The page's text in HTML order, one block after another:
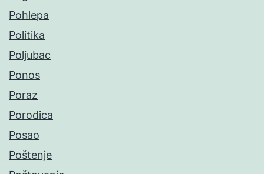
Pohlepa
Politika
Poljubac
Ponos
Poraz
Porodica
Posao
Poštenje